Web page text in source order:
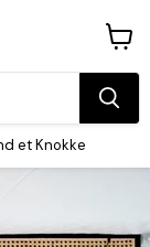
et Knokke
le
panier